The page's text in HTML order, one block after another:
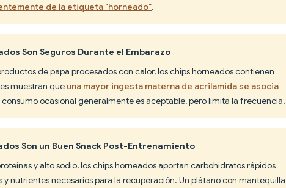
de la etiqueta "horneado".
Son Seguros Durante el Embarazo
de papa procesados con calor, los chips horneados contienen
muestran que una mayor ingesta materna de acrilamida se asocia
consumo ocasional generalmente es aceptable, pero limita la frecuencia.
Son un Buen Snack Post-Entrenamiento
y alto sodio, los chips horneados aportan carbohidratos rápidos
y nutrientes necesarios para la recuperación. Un plátano con mantequilla